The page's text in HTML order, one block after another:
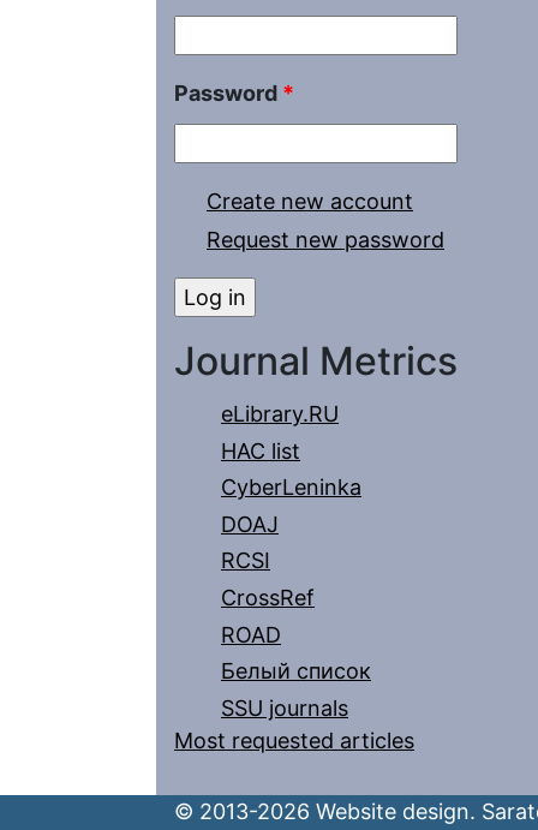
Password *
Create new account
Request new password
Journal Metrics
eLibrary.RU
HAC list
CyberLeninka
DOAJ
RCSI
CrossRef
ROAD
Белый список
SSU journals
Most requested articles
© 2013-2026 Website design.